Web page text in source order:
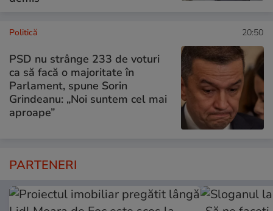
Politică 20:50
PSD nu strânge 233 de voturi
ca să facă o majoritate în
Parlament, spune Sorin
Grindeanu: „Noi suntem cel mai
aproape”
PARTENERI